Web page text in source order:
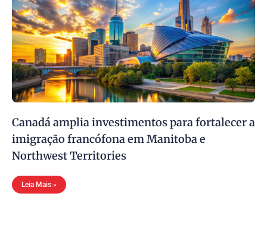
Canadá amplia investimentos para fortalecer a
imigração francófona em Manitoba e
Northwest Territories
Leia Mais »